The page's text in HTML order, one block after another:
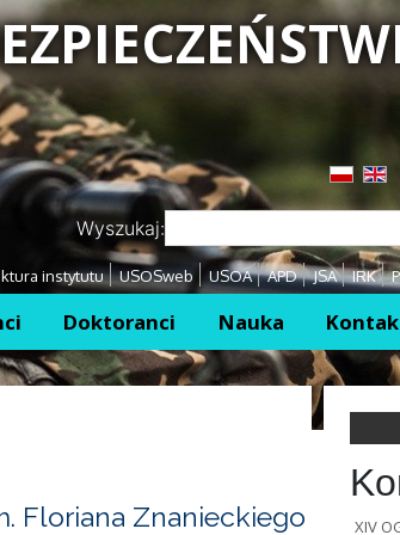
Przejdź
Przejdź
Wyszukaj:
instytutu USOSweb USOA APD JSA IRK
Doktoranci Nauka
Floriana Znanieckiego XIV